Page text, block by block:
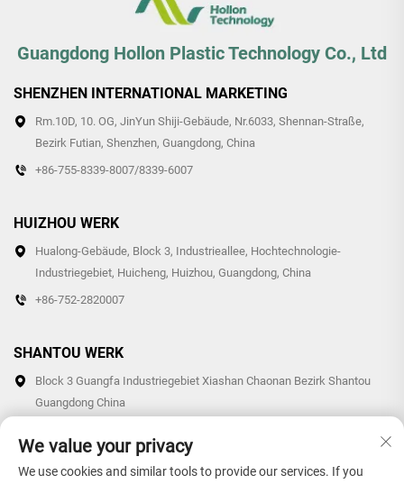
Guangdong Hollon Plastic Technology Co., Ltd
SHENZHEN INTERNATIONAL MARKETING
Rm.10D, 10. OG, JinYun Shiji-Gebäude, Nr.6033, Shennan-Straße,
Bezirk Futian, Shenzhen, Guangdong, China
+86-755-8339-8007/8339-6007
HUIZHOU WERK
Hualong-Gebäude, Block 3, Industrieallee, Hochtechnologie-
Industriegebiet, Huicheng, Huizhou, Guangdong, China
+86-752-2820007
SHANTOU WERK
Block 3 Guangfa Industriegebiet Xiashan Chaonan Bezirk Shantou
Guangdong China
We value your privacy
We use cookies and similar tools to provide our services. If you